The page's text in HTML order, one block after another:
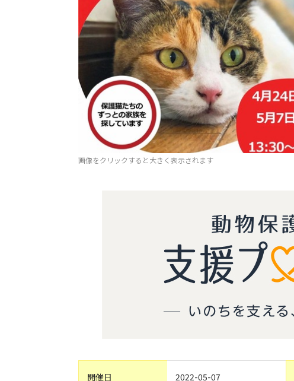
画像をクリックすると大きく表示されます
開催日 2022-05-07